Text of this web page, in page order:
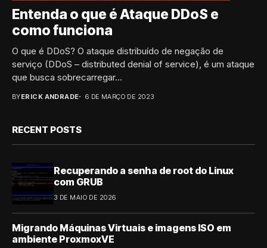
Entenda o que é Ataque DDoS e
como funciona
O que é DDoS? O ataque distribuído de negação de
serviço (DDoS – distributed denial of service), é um ataque
que busca sobrecarregar...
BYERICK ANDRADE 6 DE MARÇO DE 2023
RECENT POSTS
Recuperando a senha de root do Linux
com GRUB
3 DE MAIO DE 2026
Migrando Máquinas Virtuais e imagens ISO em
ambiente ProxmoxVE